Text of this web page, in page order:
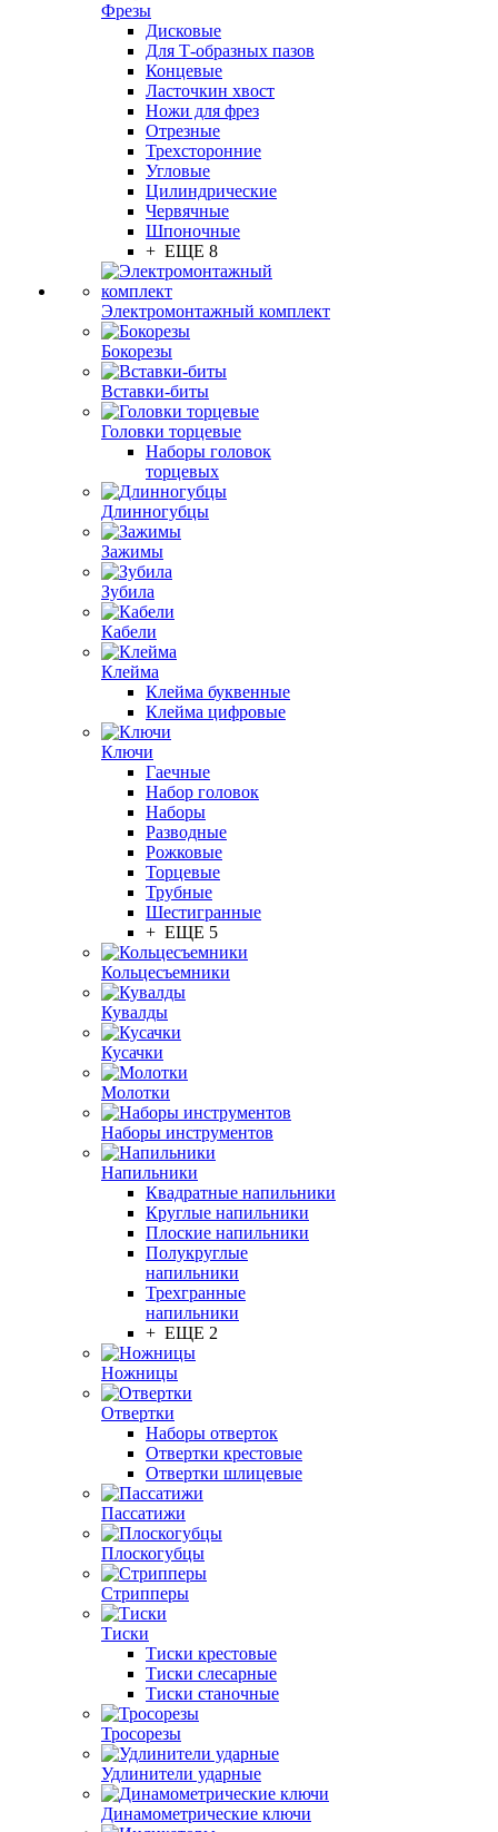
Фрезы
Дисковые
Для Т-образных пазов
Концевые
Ласточкин хвост
Ножи для фрез
Отрезные
Трехсторонние
Угловые
Цилиндрические
Червячные
Шпоночные
+ ЕЩЕ 8
Электромонтажный комплект
Бокорезы
Вставки-биты
Головки торцевые
Наборы головок
торцевых
Длинногубцы
Зажимы
Зубила
Кабели
Клейма
Клейма буквенные
Клейма цифровые
Ключи
Гаечные
Набор головок
Наборы
Разводные
Рожковые
Торцевые
Трубные
Шестигранные
+ ЕЩЕ 5
Кольцесъемники
Кувалды
Кусачки
Молотки
Наборы инструментов
Напильники
Квадратные напильники
Круглые напильники
Плоские напильники
Полукруглые
напильники
Трехгранные
напильники
+ ЕЩЕ 2
Ножницы
Отвертки
Наборы отверток
Отвертки крестовые
Отвертки шлицевые
Пассатижи
Плоскогубцы
Стрипперы
Тиски
Тиски крестовые
Тиски слесарные
Тиски станочные
Тросорезы
Удлинители ударные
Динамометрические ключи